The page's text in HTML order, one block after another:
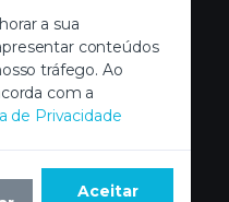
a sua
conteúdos
tráfego. Ao
com a
de Privacidade
Aceitar